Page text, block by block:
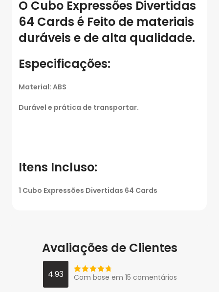
O Cubo Expressões Divertidas
64 Cards é Feito de materiais
duráveis e de alta qualidade.
Especificações:
Material: ABS
Durável e prática de transportar.
Itens Incluso:
1 Cubo Expressões Divertidas 64 Cards
Avaliações de Clientes
4.93 Com base em 15 comentários